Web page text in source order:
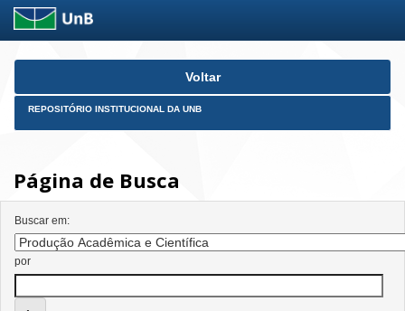
Skip
Voltar
REPOSITÓRIO INSTITUCIONAL DA UNB
Página de Busca
Buscar em:
por